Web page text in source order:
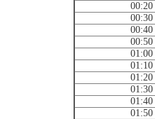
00:20
00:30
00:40
00:50
01:00
01:10
01:20
01:30
01:40
01:50